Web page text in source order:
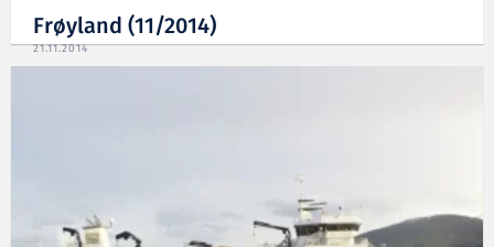
Frøyland (11/2014)
21.11.2014